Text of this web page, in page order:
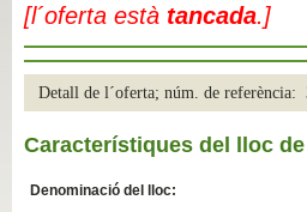
[l´oferta està tancada.]
Detall de l´oferta; núm. de referència:
Característiques del lloc
Denominació del lloc: